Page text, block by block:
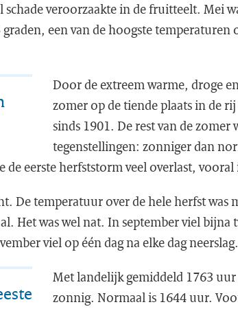
schade veroorzaakte in de fruitteelt. Mei
een van de hoogste temperaturen
Door de extreem warme, droge
zomer op de tiende plaats in de
sinds 1901. De rest van de zomer
tegenstellingen: zonniger dan
de eerste herfststorm veel overlast,
De temperatuur over de hele herfst was
Het was wel nat. In september viel bijna
viel op één dag na elke dag neerslag.
Met landelijk gemiddeld 1763 uur
zonnig. Normaal is 1644 uur.